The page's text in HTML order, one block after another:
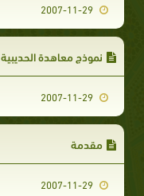
نموذج معاهدة الحديبية
مقدمة